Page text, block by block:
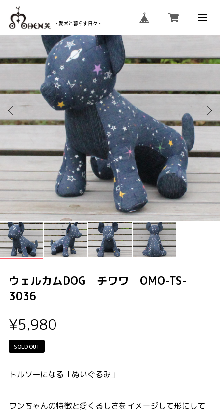
- 愛犬と暮らす日々 -
ウェルカムDOG チワワ OMO-TS-
3036
¥5,980
SOLD OUT
トルソーになる「ぬいぐるみ」
ワンちゃんの特徴と愛くるしさをイメージして形にして